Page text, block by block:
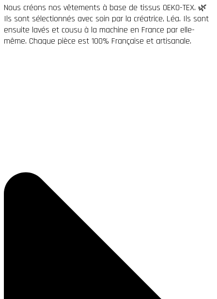
Nous créons nos vêtements à base de tissus OEKO-TEX. 🌿
Ils sont sélectionnés avec soin par la créatrice, Léa. Ils sont
ensuite lavés et cousu à la machine en France par elle-
même. Chaque pièce est 100% Française et artisanale.